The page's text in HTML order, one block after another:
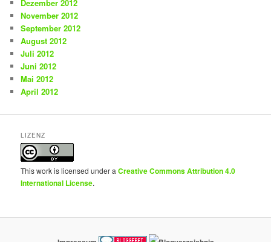
Dezember 2012
November 2012
September 2012
August 2012
Juli 2012
Juni 2012
Mai 2012
April 2012
LIZENZ
This work is licensed under aCreative Commons Attribution 4.0
International License.